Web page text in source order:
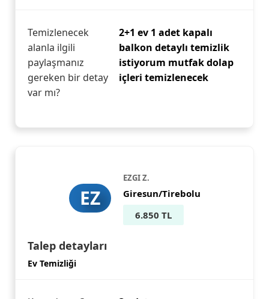
Temizlenecek
alanla ilgili
paylaşmanız
gereken bir detay
var mı?
2+1 ev 1 adet kapalı
balkon detaylı temizlik
istiyorum mutfak dolap
içleri temizlenecek
EZ
EZGI Z.
Giresun/Tirebolu
6.850 TL
Talep detayları
Ev Temizliği